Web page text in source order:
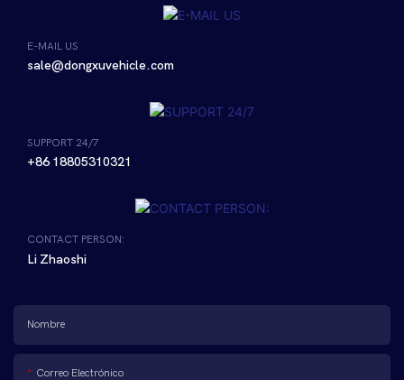
E-MAIL US
sale@dongxuvehicle.com
SUPPORT 24/7
+86 18805310321
CONTACT PERSON:
Li Zhaoshi
Nombre
Correo Electrónico